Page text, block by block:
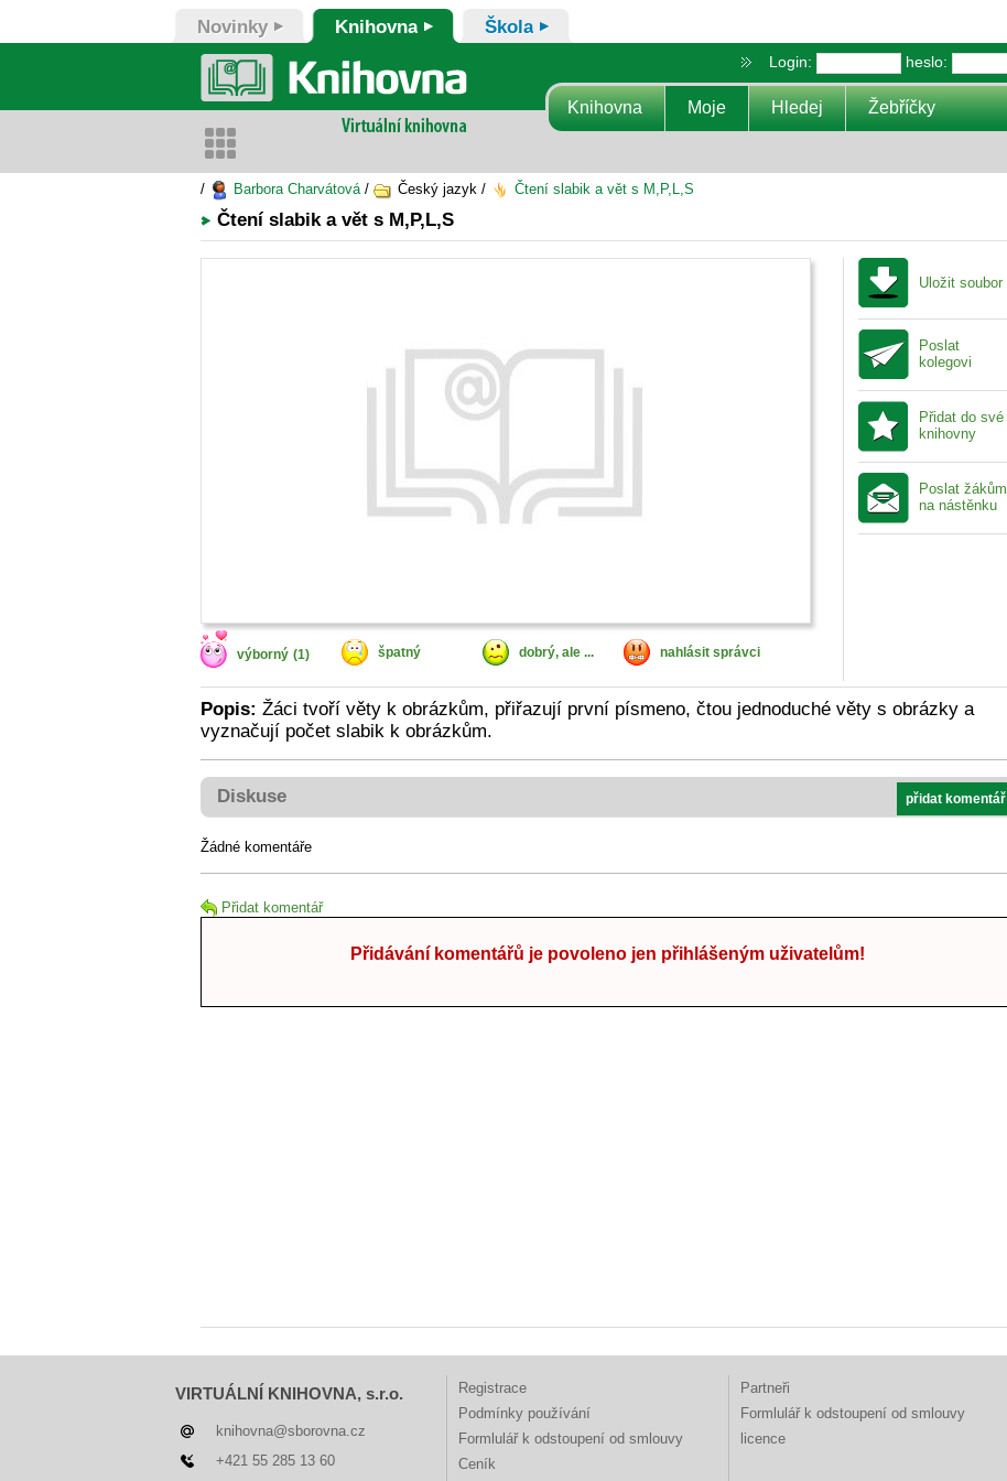
Novinky Knihovna Škola
Login: heslo:
Knihovna Moje Hledej Žebříčky
/ Barbora Charvátová/ Český jazyk / Čtení slabik a vět s M,P,L,S
Čtení slabik a vět s M,P,L,S
výborný (1) špatný dobrý, ale ... nahlásit správci
Uložit soubor
Poslat
kolegovi
Přidat do své
knihovny
Poslat žákům
na nástěnku
Popis: Žáci tvoří věty k obrázkům, přiřazují první písmeno, čtou jednoduché věty s obrázky a
vyznačují počet slabik k obrázkům.
Diskuse přidat komentář
Žádné komentáře
Přidat komentář
Přidávání komentářů je povoleno jen přihlášeným uživatelům!
VIRTUÁLNÍ KNIHOVNA, s.r.o.
knihovna@sborovna.cz
+421 55 285 13 60
Registrace
Podmínky používání
Formlulář k odstoupení od smlouvy
Ceník
Partneři
Formlulář k odstoupení od smlouvy
licence